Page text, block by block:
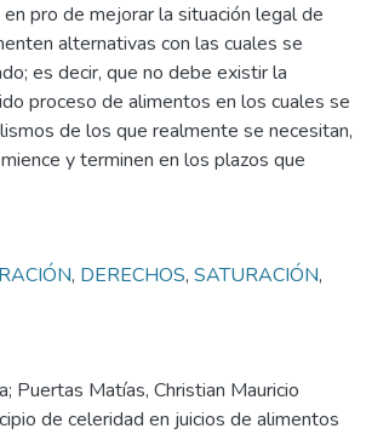
pro de mejorar la situación legal de
alternativas con las cuales se
es decir, que no debe existir la
proceso de alimentos en los cuales se
de los que realmente se necesitan,
y terminen en los plazos que
, DERECHOS, SATURACIÓN,
Puertas Matías, Christian Mauricio
de celeridad en juicios de alimentos